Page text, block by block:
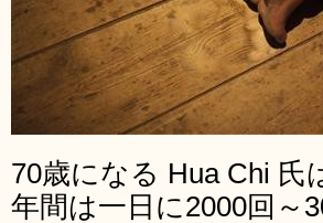
70歳になる Hua Chi 氏
年間は一日に2000回～